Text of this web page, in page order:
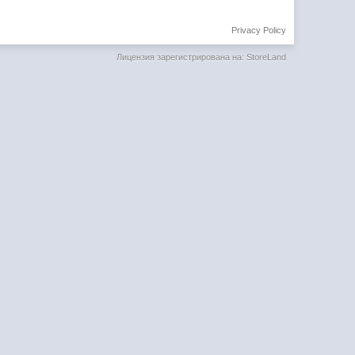
Privacy Policy
Лицензия зарегистрирована на: StoreLand